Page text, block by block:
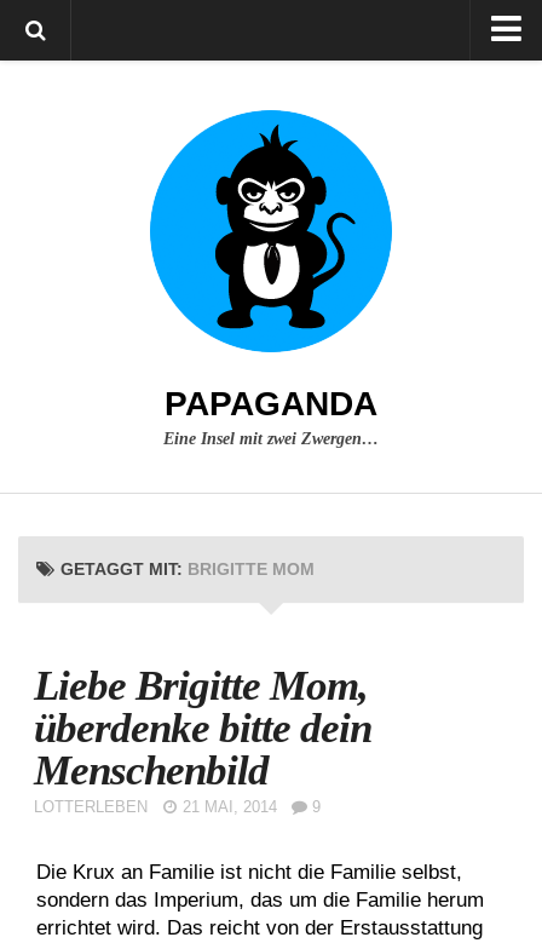
PAPAGANDA
Eine Insel mit zwei Zwergen…
GETAGGT MIT: BRIGITTE MOM
Liebe Brigitte Mom,
überdenke bitte dein
Menschenbild
LOTTERLEBEN 21 MAI, 2014 9
Die Krux an Familie ist nicht die Familie selbst,
sondern das Imperium, das um die Familie herum
errichtet wird. Das reicht von der Erstausstattung